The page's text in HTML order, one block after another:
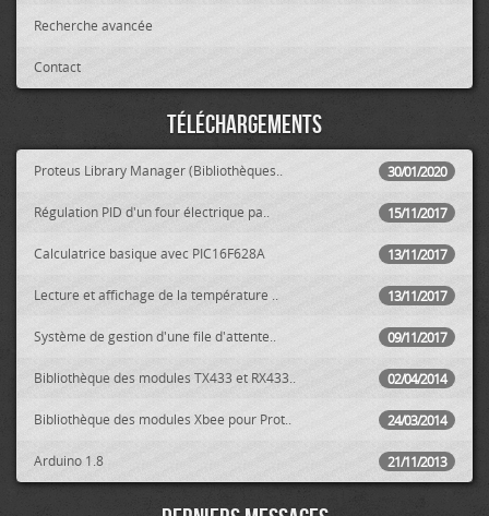
Recherche avancée
Contact
Téléchargements
30/01/2020
Proteus Library Manager (Bibliothèques..
15/11/2017
Régulation PID d'un four électrique pa..
13/11/2017
Calculatrice basique avec PIC16F628A
13/11/2017
Lecture et affichage de la température ..
09/11/2017
Système de gestion d'une file d'attente..
02/04/2014
Bibliothèque des modules TX433 et RX433..
24/03/2014
Bibliothèque des modules Xbee pour Prot..
21/11/2013
Arduino 1.8